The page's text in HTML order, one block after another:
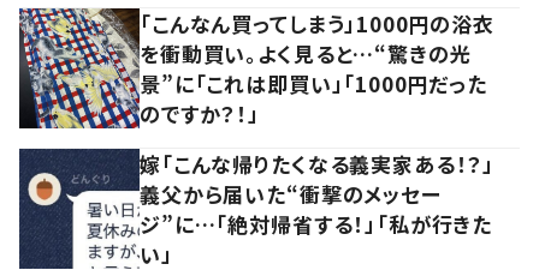
「こんなん買ってしまう」1000円の浴衣
を衝動買い。よく見ると…“驚きの光
景”に「これは即買い」「1000円だった
のですか？！」
嫁「こんな帰りたくなる義実家ある！？」
義父から届いた“衝撃のメッセー
ジ”に…「絶対帰省する！」「私が行きた
い」